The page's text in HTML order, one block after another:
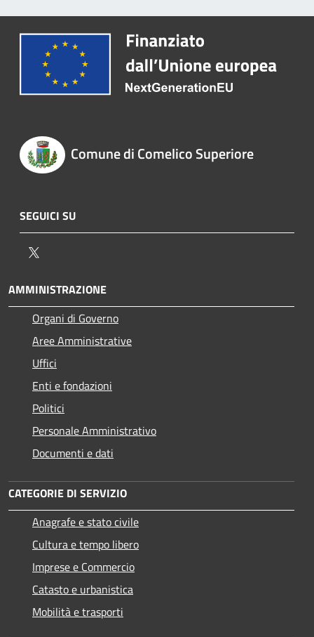
Comune di Comelico Superiore
SEGUICI SU
AMMINISTRAZIONE
Organi di Governo
Aree Amministrative
Uffici
Enti e fondazioni
Politici
Personale Amministrativo
Documenti e dati
CATEGORIE DI SERVIZIO
Anagrafe e stato civile
Cultura e tempo libero
Imprese e Commercio
Catasto e urbanistica
Mobilità e trasporti